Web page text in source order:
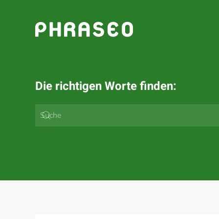
Zum Hauptinhalt springen
Die richtigen Worte finden: